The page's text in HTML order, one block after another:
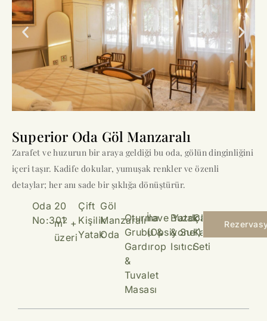
Superior Oda Göl Manzaralı
Zarafet ve huzurun bir araya geldiği bu oda, gölün dinginliğini
içeri taşır. Kadife dokular, yumuşak renkler ve özenli
detaylar; her anı sade bir şıklığa dönüştürür.
Oda
No:301
20
m2 +
üzeri
Çift
Kişilik
Yatak
Göl
Manzaralı
Oda
Oturma
Grubu &
Gardırop
&
Tuvalet
Masası
İlave Yatak
(Opsiyonel)
Buzdolabı
& Su
Isıtıcı
Çay &
Kahve
Seti